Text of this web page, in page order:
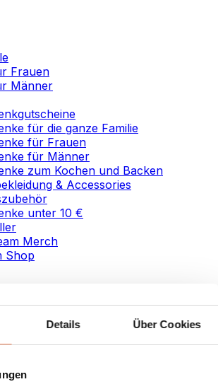
Details Über Cookies
Frauen
Männer
für die ganze Familie
für Frauen
für Männer
zum Kochen und Backen
& Accessories
unter 10 €
Merch
Shop